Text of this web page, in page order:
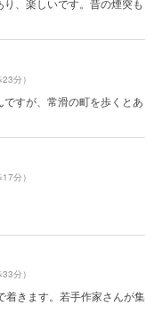
23分）
すが、常滑の町を歩くとあ
17分）
33分）
着きます。若手作家さんが集